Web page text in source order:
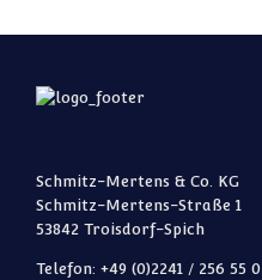
Schmitz-Mertens & Co. KG
Schmitz-Mertens-Straße 1
53842 Troisdorf-Spich
Telefon: +49 (0)2241 / 256 55 0